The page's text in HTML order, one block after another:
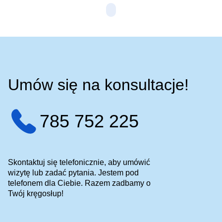
Umów się na konsultacje!
785 752 225
Skontaktuj się telefonicznie, aby umówić
wizytę lub zadać pytania. Jestem pod
telefonem dla Ciebie. Razem zadbamy o
Twój kręgosłup!